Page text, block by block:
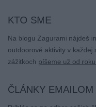
KTO SME
Na blogu Zagurami nájdeš
outdoorové aktivity v každej
zážitkoch píšeme už od
ČLÁNKY EMAILOM